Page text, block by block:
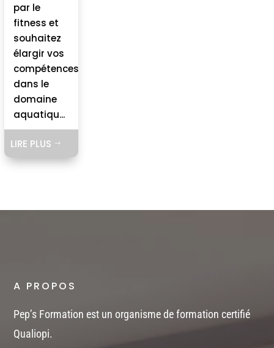
par le
fitness et
souhaitez
élargir vos
compétences
dans le
domaine
aquatiqu...
LIRE PLUS $
A PROPOS
Pep’s Formation est un organisme de formation certifié
Qualiopi.